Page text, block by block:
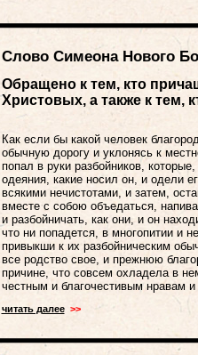
Слово Симеона Нового
Обращено к тем, кто
Христовых, а также к тем,
Как если бы какой человек
обычную дорогу и уклонясь к
попал в руки разбойников,
одеяния, какие носил он, и одели
всякими нечистотами, и затем,
вместе с собою объедаться,
и разбойничать, как они, и он
что ни попадется, в многопитии и
привыкши к их разбойническим
все родство свое, и прежнюю
причине, что совсем охладела в
честным и благочестивым нравам
читать далее>>